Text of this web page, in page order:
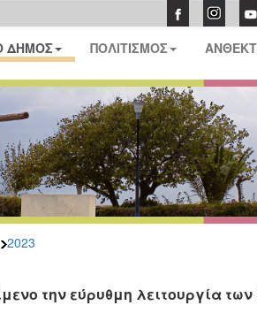
ΔΗΜΟΣ ΠΟΛΙΤΙΣΜΟΣ
2023
την εύρυθμη λειτουργία